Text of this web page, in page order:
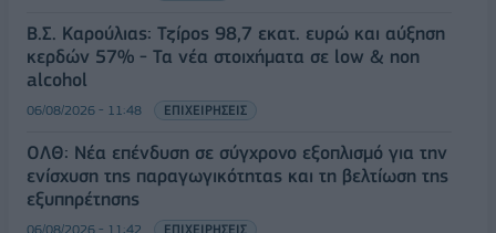
Β.Σ. Καρούλιας: Τζίρος 98,7 εκατ. ευρώ και αύξηση
κερδών 57% - Τα νέα στοιχήματα σε low & non
alcohol
06/08/2026 - 11:48 ΕΠΙΧΕΙΡΗΣΕΙΣ
ΟΛΘ: Νέα επένδυση σε σύγχρονο εξοπλισμό για την
ενίσχυση της παραγωγικότητας και τη βελτίωση της
εξυπηρέτησης
06/08/2026 - 11:42 ΕΠΙΧΕΙΡΗΣΕΙΣ